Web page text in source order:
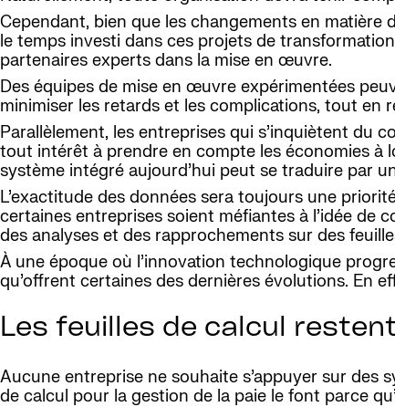
Cependant, bien que les changements en matière
le temps investi dans ces projets de
partenaires experts dans la mise en œuvre.
Des équipes de mise en œuvre expérimentées
minimiser les retards et les complications, tout
Parallèlement, les entreprises qui s’inquiètent du
tout intérêt à prendre en compte les économies à
système intégré aujourd’hui peut se traduire par
L’exactitude des données sera toujours une
certaines entreprises soient méfiantes à l’idée de
des analyses et des rapprochements sur des
À une époque où l’innovation technologique
qu’offrent certaines des dernières évolutions. En
Les feuilles de calcul
Aucune entreprise ne souhaite s’appuyer sur des
de calcul pour la gestion de la paie le font parce